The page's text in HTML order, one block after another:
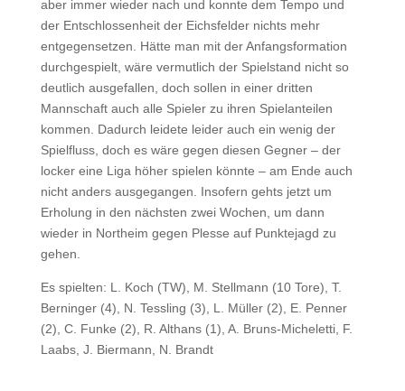
aber immer wieder nach und konnte dem Tempo und
der Entschlossenheit der Eichsfelder nichts mehr
entgegensetzen. Hätte man mit der Anfangsformation
durchgespielt, wäre vermutlich der Spielstand nicht so
deutlich ausgefallen, doch sollen in einer dritten
Mannschaft auch alle Spieler zu ihren Spielanteilen
kommen. Dadurch leidete leider auch ein wenig der
Spielfluss, doch es wäre gegen diesen Gegner – der
locker eine Liga höher spielen könnte – am Ende auch
nicht anders ausgegangen. Insofern gehts jetzt um
Erholung in den nächsten zwei Wochen, um dann
wieder in Northeim gegen Plesse auf Punktejagd zu
gehen.
Es spielten: L. Koch (TW), M. Stellmann (10 Tore), T.
Berninger (4), N. Tessling (3), L. Müller (2), E. Penner
(2), C. Funke (2), R. Althans (1), A. Bruns-Micheletti, F.
Laabs, J. Biermann, N. Brandt